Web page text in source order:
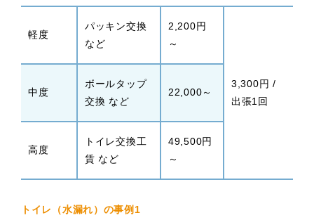
軽度
パッキン交換
など
2,200円
～
3,300円 /
出張1回
中度
ボールタップ
交換 など
22,000～
高度
トイレ交換工
賃 など
49,500円
～
トイレ（水漏れ）の事例1